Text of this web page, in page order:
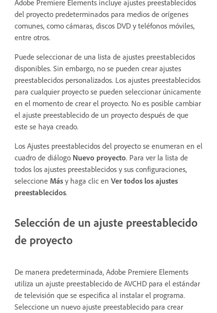
Adobe Premiere Elements incluye ajustes preestablecidos
del proyecto predeterminados para medios de orígenes
comunes, como cámaras, discos DVD y teléfonos móviles,
entre otros.
Puede seleccionar de una lista de ajustes preestablecidos
disponibles. Sin embargo, no se pueden crear ajustes
preestablecidos personalizados. Los ajustes preestablecidos
para cualquier proyecto se pueden seleccionar únicamente
en el momento de crear el proyecto. No es posible cambiar
el ajuste preestablecido de un proyecto después de que
este se haya creado.
Los Ajustes preestablecidos del proyecto se enumeran en el
cuadro de diálogo Nuevo proyecto. Para ver la lista de
todos los ajustes preestablecidos y sus configuraciones,
seleccione Más y haga clic en Ver todos los ajustes
preestablecidos.
Selección de un ajuste preestablecido
de proyecto
De manera predeterminada, Adobe Premiere Elements
utiliza un ajuste preestablecido de AVCHD para el estándar
de televisión que se especifica al instalar el programa.
Seleccione un nuevo ajuste preestablecido para crear